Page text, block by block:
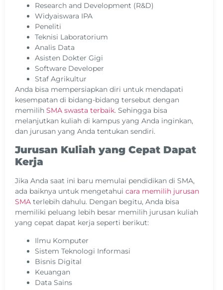
Research and Development (R&D)
Widyaiswara IPA
Peneliti
Teknisi Laboratorium
Analis Data
Asisten Dokter Gigi
Software Developer
Staf Agrikultur
Anda bisa mempersiapkan diri untuk mendapati
kesempatan di bidang-bidang tersebut dengan
memilih SMA swasta terbaik. Sehingga bisa
melanjutkan kuliah di kampus yang Anda inginkan,
dan jurusan yang Anda tentukan sendiri.
Jurusan Kuliah yang Cepat Dapat
Kerja
Jika Anda saat ini baru memulai pendidikan di SMA,
ada baiknya untuk mengetahui cara memilih jurusan
SMA terlebih dahulu. Dengan begitu, Anda bisa
memiliki peluang lebih besar memilih jurusan kuliah
yang cepat dapat kerja seperti berikut:
Ilmu Komputer
Sistem Teknologi Informasi
Bisnis Digital
Keuangan
Data Sains